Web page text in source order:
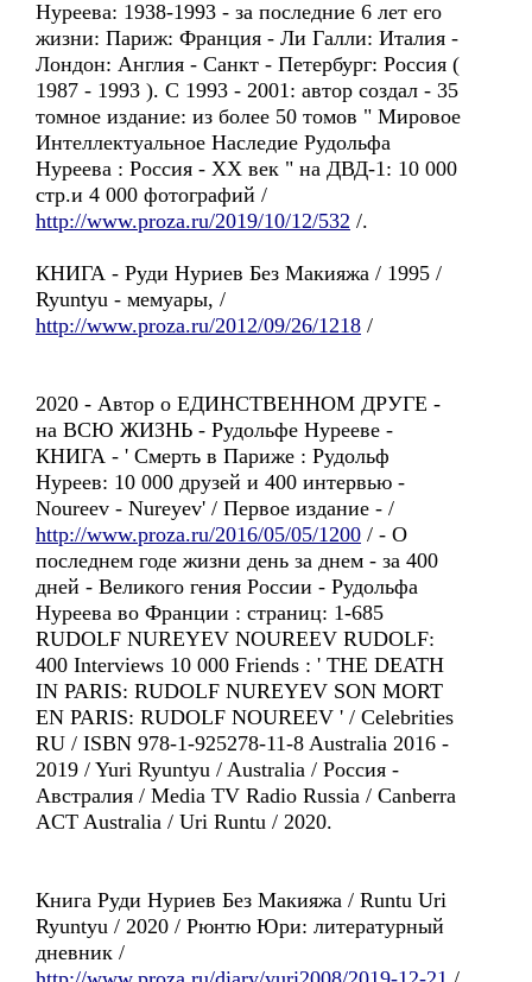
Нуреева: 1938-1993 - за последние 6 лет его
жизни: Париж: Франция - Ли Галли: Италия -
Лондон: Англия - Санкт - Петербург: Россия (
1987 - 1993 ). С 1993 - 2001: автор создал - 35
томное издание: из более 50 томов " Мировое
Интеллектуальное Наследие Рудольфа
Нуреева : Россия - ХX век " на ДВД-1: 10 000
стр.и 4 000 фотографий /
http://www.proza.ru/2019/10/12/532 /.
КНИГА - Руди Нуриев Без Макияжа / 1995 /
Ryuntyu - мемуары, /
http://www.proza.ru/2012/09/26/1218 /
2020 - Автор о ЕДИНСТВЕННОМ ДРУГЕ -
на ВСЮ ЖИЗНЬ - Рудольфе Нурееве -
КНИГА - ' Смерть в Париже : Рудольф
Нуреев: 10 000 друзей и 400 интервью -
Noureev - Nureyev' / Первое издание - /
http://www.proza.ru/2016/05/05/1200 / - О
последнем годе жизни день за днем - за 400
дней - Великого гения России - Рудольфа
Нуреева во Франции : страниц: 1-685
RUDOLF NUREYEV NOUREEV RUDOLF:
400 Interviews 10 000 Friends : ' THE DEATH
IN PARIS: RUDOLF NUREYEV SON MORT
EN PARIS: RUDOLF NOUREEV ' / Celebrities
RU / ISBN 978-1-925278-11-8 Australia 2016 -
2019 / Yuri Ryuntyu / Australia / Россия -
Австралия / Media TV Radio Russia / Canberra
ACT Australia / Uri Runtu / 2020.
Книга Руди Нуриев Без Макияжа / Runtu Uri
Ryuntyu / 2020 / Рюнтю Юри: литературный
дневник /